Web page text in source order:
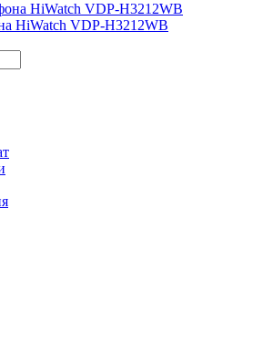
HiWatch VDP-H3212WB